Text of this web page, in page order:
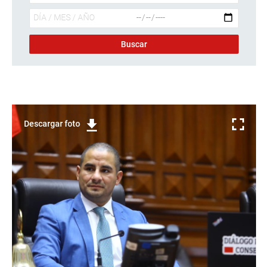
Descargar foto